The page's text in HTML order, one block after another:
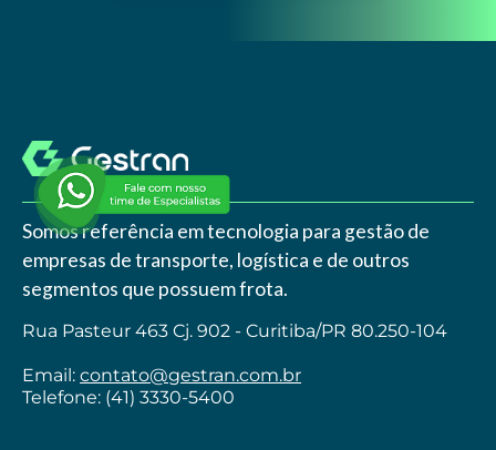
Somos referência em tecnologia para gestão de
empresas de transporte, logística e de outros
segmentos que possuem frota.
Rua Pasteur 463 Cj. 902 - Curitiba/PR 80.250-104
Email: contato@gestran.com.br
Telefone: (41) 3330-5400